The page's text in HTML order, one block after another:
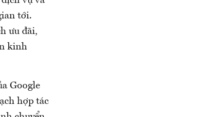
tới.
ưu đãi,
kinh
Google
hợp tác